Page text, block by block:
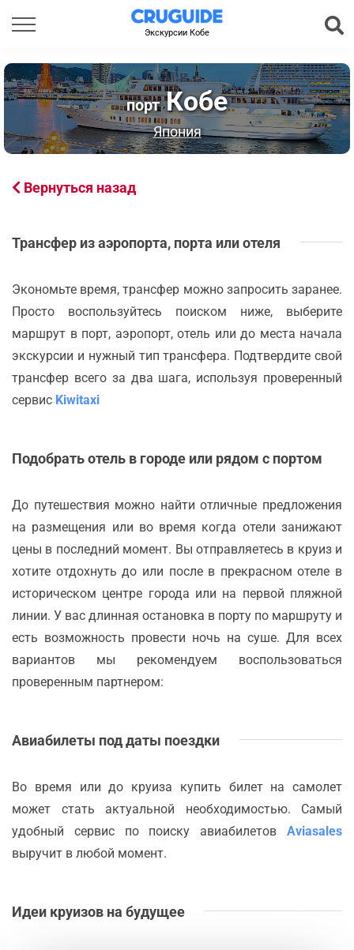
Экскурсии Кобе
портКобе
Япония
Вернуться назад
Трансфер из аэропорта, порта или отеля
Экономьте время, трансфер можно запросить заранее.
Просто воспользуйтесь поиском ниже, выберите
маршрут в порт, аэропорт, отель или до места начала
экскурсии и нужный тип трансфера. Подтвердите свой
трансфер всего за два шага, используя проверенный
сервис Kiwitaxi
Подобрать отель в городе или рядом с портом
До путешествия можно найти отличные предложения
на размещения или во время когда отели занижают
цены в последний момент. Вы отправляетесь в круиз и
хотите отдохнуть до или после в прекрасном отеле в
историческом центре города или на первой пляжной
линии. У вас длинная остановка в порту по маршруту и
есть возможность провести ночь на суше. Для всех
вариантов мы рекомендуем воспользоваться
проверенным партнером:
Авиабилеты под даты поездки
Во время или до круиза купить билет на самолет
может стать актуальной необходимостью. Самый
удобный сервис по поиску авиабилетов Aviasales
выручит в любой момент.
Идеи круизов на будущее